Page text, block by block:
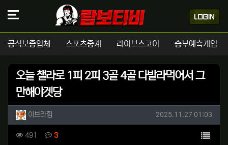
공식보증업체 스포츠중계 라이브스코어 승부예측게임
오늘 챌라로 1피 2피 3골 4골 다발라먹어서 그
만해야겟당
작성자 정보
이브라힘 작성일
2025.11.27 01:03
컨텐츠 정보
491 조회 3댓글 목록